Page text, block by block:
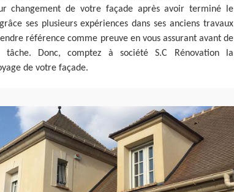
changement de votre façade après avoir terminé le
ses plusieurs expériences dans ses anciens travaux
référence comme preuve en vous assurant avant de
tâche. Donc, comptez à société S.C Rénovation la
de votre façade.